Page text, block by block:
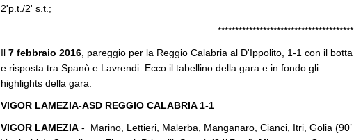
2'p.t./2' s.t.;
***************************************
Il 7 febbraio 2016 , pareggio per la Reggio Calabria al D'Ippolito, 1-1 con il botta
e risposta tra Spanò e Lavrendi. Ecco il tabellino della gara e in fondo gli
highlights della gara:
VIGOR LAMEZIA-ASD REGGIO CALABRIA 1-1
VIGOR LAMEZIA - Marino, Lettieri, Malerba, Manganaro, Cianci, Itri, Golia (90’